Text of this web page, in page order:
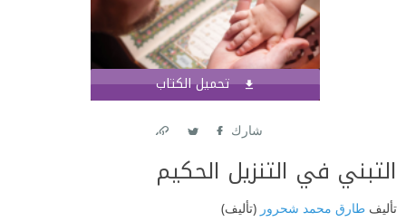
تحميل الكتاب
شارك
التبني في التنزيل الحكيم
تأليف طارق محمد شحرور (تأليف)